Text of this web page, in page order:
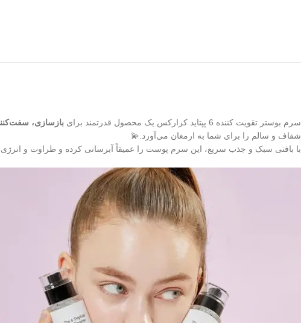
سرم بوستر تقویت‌ کننده 6 پپتاید کزارکس یک محصول قدرتمند برای بازسازی،
شفاف و سالم را برای شما به ارمغان می‌آورد.💫
با بافتی سبک و جذب سریع، این سرم پوست را عمیقاً آبرسانی کرده و طراوت و انرژی